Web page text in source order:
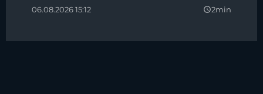
06.08.2026 15:12 query_builder2min